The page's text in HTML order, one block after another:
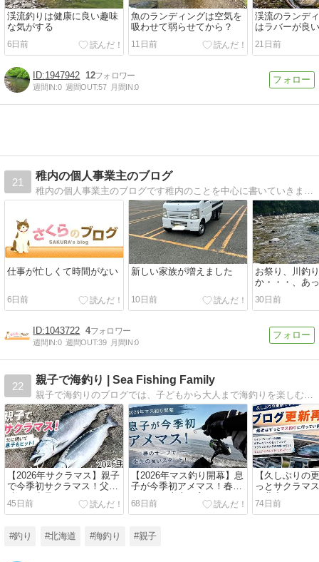
渓流釣りは健康に良い趣味
な気がする
6日前
魚のランディングは空気を
吸わせて弱らせてから？
11日前
渓流のランデ
はラバーが良
21日前
1947942 12
週間IN:0 週間OUT:57 月間IN:0
21
稚内の個人事業主のブログ
仕事が忙しくて時間がない
6日前
新しい家族が増えました
10日前
お祭り、川釣
か・・・、あ
30日前
1043722 4
週間IN:0 週間OUT:39 月間IN:0
22
親子で海釣り | Sea Fishing Family
【2026年サクラマス】親子
で今季初サクラマス！父に
続いて息子もヒット！
45日前
【2026年マス釣り開幕】息
子が今季初アメマス！春の
サーフで幸先の良いスター
ト！
68日前
【久しぶりの
っとサクラマ
に夢中でした
74日前
#釣り #北海道 #海釣り #親子